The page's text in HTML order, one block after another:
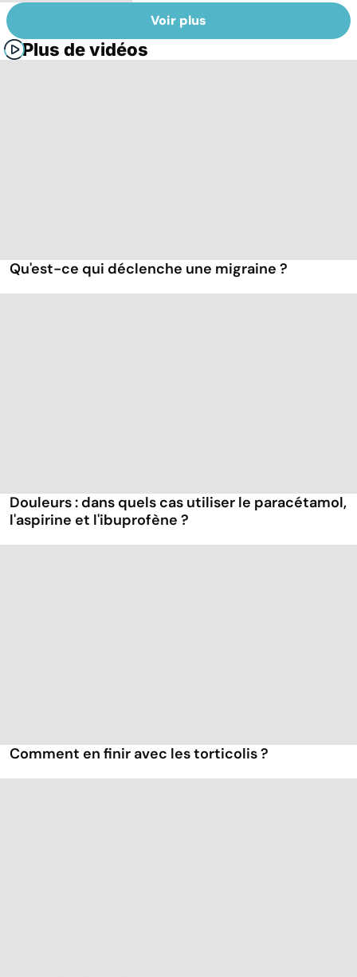
Voir plus
Plus de vidéos
Qu'est-ce qui déclenche une migraine ?
Douleurs : dans quels cas utiliser le paracétamol,
l'aspirine et l'ibuprofène ?
Comment en finir avec les torticolis ?